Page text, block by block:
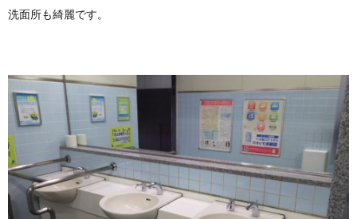
洗面所も綺麗です。